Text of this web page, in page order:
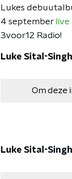
Lukes
4 september live
3voor12 Radio!
Luke Sital-
Om deze
Luke Sital-